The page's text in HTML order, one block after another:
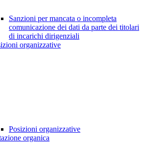
Sanzioni per mancata o incompleta
comunicazione dei dati da parte dei titolari
di incarichi dirigenziali
organizzative
Posizioni organizzative
organica